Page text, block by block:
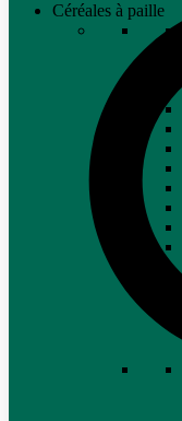
Céréales à paille